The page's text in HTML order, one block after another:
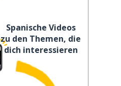
Spanische Videos
zu den Themen, die
dich interessieren